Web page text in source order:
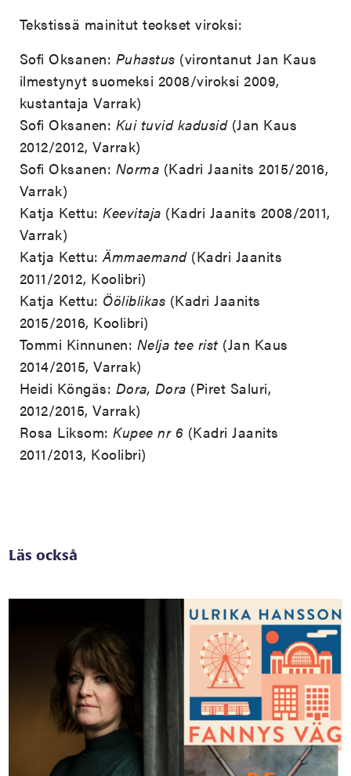
Tekstissä mainitut teokset viroksi:
Sofi Oksanen: Puhastus (virontanut Jan Kaus
ilmestynyt suomeksi 2008/viroksi 2009,
kustantaja Varrak)
Sofi Oksanen: Kui tuvid kadusid(Jan Kaus
2012/2012, Varrak)
Sofi Oksanen: Norma (Kadri Jaanits 2015/2016,
Varrak)
Katja Kettu:Keevitaja (Kadri Jaanits 2008/2011,
Varrak)
Katja Kettu:Ämmaemand(Kadri Jaanits
2011/2012, Koolibri)
Katja Kettu: Ööliblikas (Kadri Jaanits
2015/2016, Koolibri)
Tommi Kinnunen: Nelja tee rist (Jan Kaus
2014/2015, Varrak)
Heidi Köngäs: Dora, Dora (Piret Saluri,
2012/2015, Varrak)
Rosa Liksom:Kupee nr 6 (Kadri Jaanits
2011/2013, Koolibri)
Läs också